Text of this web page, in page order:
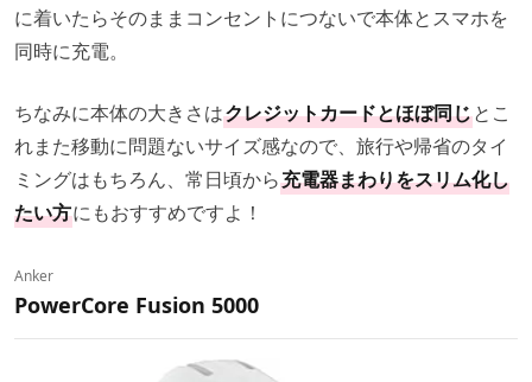
に着いたらそのままコンセントにつないで本体とスマホを
同時に充電。
ちなみに本体の大きさはクレジットカードとほぼ同じとこ
れまた移動に問題ないサイズ感なので、旅行や帰省のタイ
ミングはもちろん、常日頃から充電器まわりをスリム化し
たい方にもおすすめですよ！
Anker
PowerCore Fusion 5000